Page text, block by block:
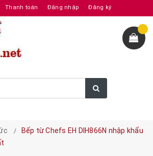
Thanh toán Đăng nhập Đăng ký
Bếp từ Chefs EH DIH866N nhập khẩu